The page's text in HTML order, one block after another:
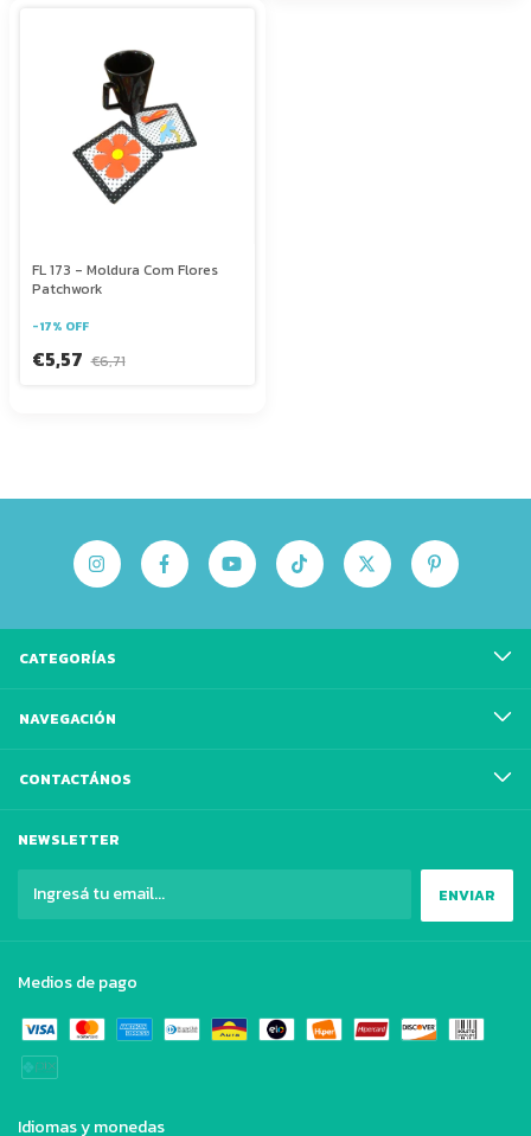
FL 173 - Moldura Com Flores
Patchwork
-17% OFF
€5,57 €6,71
CATEGORÍAS
NAVEGACIÓN
CONTACTÁNOS
NEWSLETTER
Medios de pago
Idiomas y monedas